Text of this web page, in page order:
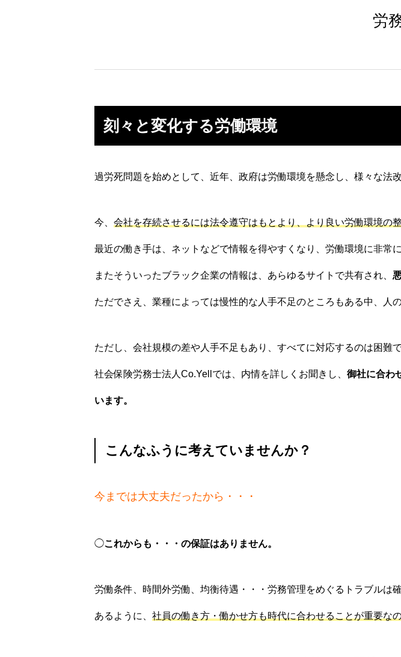
ホーム
事務所情報
労
刻々と変化する労働環境
過労死問題を始めとして、近年、政府は労働環境を懸念し、様々な法
今、 会社を存続させるには法令遵守はもとより、より良い労働環境の
最近の働き手は、ネットなどで情報を得やすくなり、労働環境に非常
またそういったブラック企業の情報は、あらゆるサイトで共有され、
ただでさえ、業種によっては慢性的な人手不足のところもある中、人
ただし、会社規模の差や人手不足もあり、すべてに対応するのは困難で
社会保険労務士法人Co.Yellでは、内情を詳しくお聞きし、 御社に合わ
います。
こんなふうに考えていませんか？
今までは大丈夫だったから・・・
◯これからも・・・の保証はありません。
労働条件、時間外労働、均衡待遇・・・労務管理をめぐるトラブルは
あるように、 社員の働き方・働かせ方も時代に合わせることが重要なの